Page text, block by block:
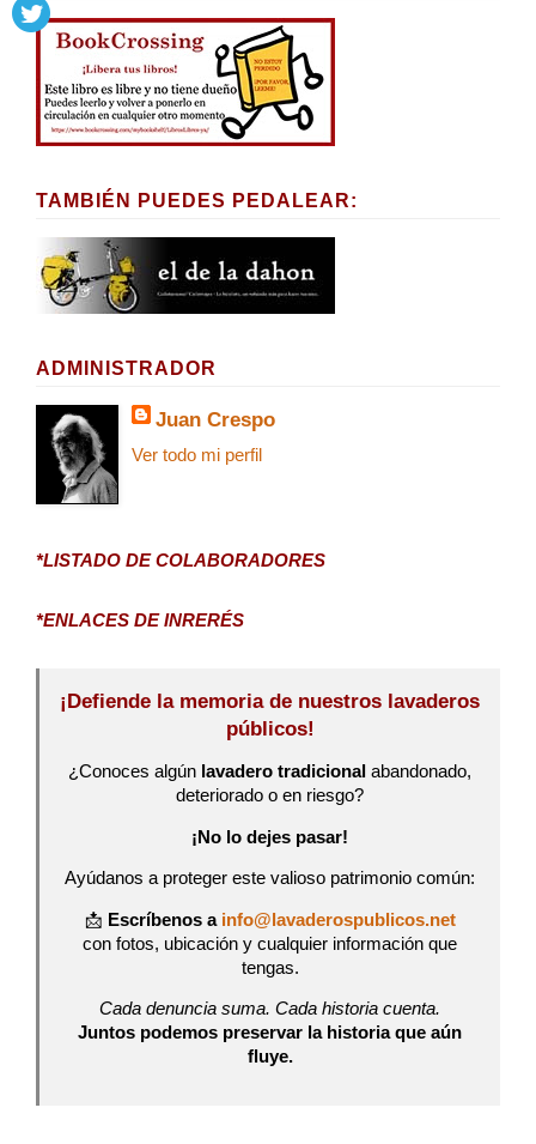
TAMBIÉN PUEDES PEDALEAR:
ADMINISTRADOR
Juan Crespo
Ver todo mi perfil
*LISTADO DE COLABORADORES
*ENLACES DE INRERÉS
¡Defiende la memoria de nuestros lavaderos
públicos!
¿Conoces algún lavadero tradicional abandonado,
deteriorado o en riesgo?
¡No lo dejes pasar!
Ayúdanos a proteger este valioso patrimonio común:
📩 Escríbenos a info@lavaderospublicos.net
con fotos, ubicación y cualquier información que
tengas.
Cada denuncia suma. Cada historia cuenta.
Juntos podemos preservar la historia que aún
fluye.